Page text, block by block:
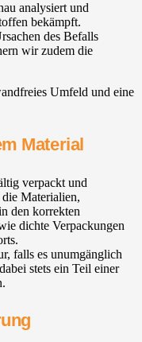
analysiert und
bekämpft.
des Befalls
wir zudem die
Umfeld und eine
Material
verpackt und
Materialien,
den korrekten
dichte Verpackungen
falls es unumgänglich
stets ein Teil einer